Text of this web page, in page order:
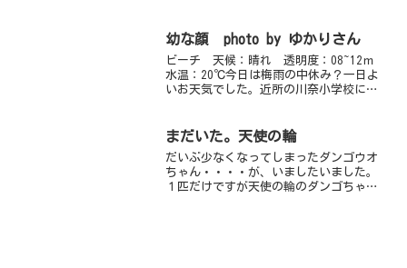
幼な顔 photo by ゆかりさん
ビーチ 天候：晴れ 透明度：08~12ｍ
水温：20℃今日は梅雨の中休み？一日よ
いお天気でした。近所の川奈小学校にス
ィンやマスクの使い方や泳ぎ方を教えま
まだいた。天使の輪
だいぶ少なくなってしまったダンゴウオ
ちゃん・・・・が、いましたいました。
１匹だけですが天使の輪のダンゴちゃ